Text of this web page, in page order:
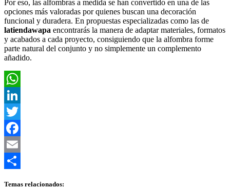
Por eso, las alfombras a medida se han convertido en una de las
opciones más valoradas por quienes buscan una decoración
funcional y duradera. En propuestas especializadas como las de
latiendawapa encontrarás la manera de adaptar materiales, formatos
y acabados a cada proyecto, consiguiendo que la alfombra forme
parte natural del conjunto y no simplemente un complemento
añadido.
WhatsApp
LinkedIn
Twitter
Facebook
Email
Temas relacionados: